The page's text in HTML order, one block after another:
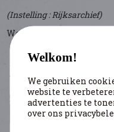
(Instelling : Rijksarchief)
Werkchef bij het
ARTIKELS
Welkom!
We gebruiken
website te
advertenties te
over ons